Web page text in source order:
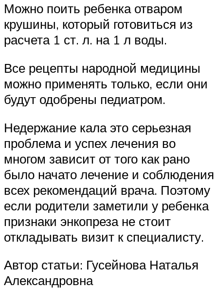
Можно поить ребенка отваром
крушины, который готовиться из
расчета 1 ст. л. на 1 л воды.
Все рецепты народной медицины
можно применять только, если они
будут одобрены педиатром.
Недержание кала это серьезная
проблема и успех лечения во
многом зависит от того как рано
было начато лечение и соблюдения
всех рекомендаций врача. Поэтому
если родители заметили у ребенка
признаки энкопреза не стоит
откладывать визит к специалисту.
Автор статьи: Гусейнова Наталья
Александровна